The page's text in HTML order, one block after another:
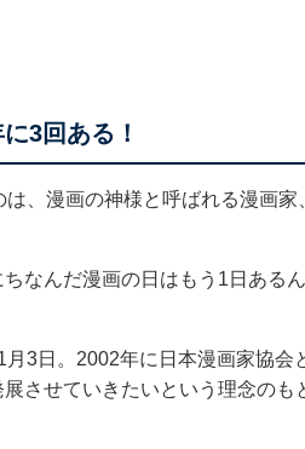
3回ある！
、漫画の神様と呼ばれる漫画家
なんだ漫画の日はもう1日あるん
3日。2002年に日本漫画家協
させていきたいという理念のも